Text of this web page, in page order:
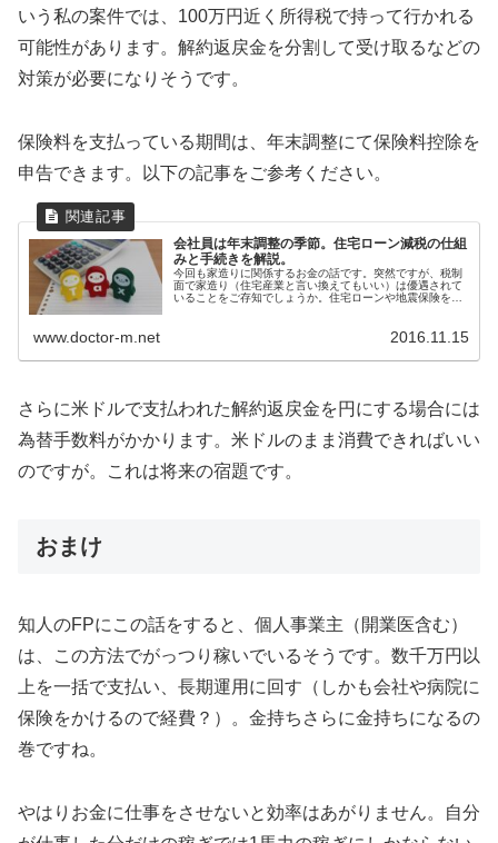
いう私の案件では、100万円近く所得税で持って行かれる
可能性があります。解約返戻金を分割して受け取るなどの
対策が必要になりそうです。
保険料を支払っている期間は、年末調整にて保険料控除を
申告できます。以下の記事をご参考ください。
会社員は年末調整の季節。住宅ローン減税の仕組
みと手続きを解説。
今回も家造りに関係するお金の話です。突然ですが、税制
面で家造り（住宅産業と言い換えてもいい）は優遇されて
いることをご存知でしょうか。住宅ローンや地震保険を払
www.doctor-m.net 2016.11.15
さらに米ドルで支払われた解約返戻金を円にする場合には
為替手数料がかかります。米ドルのまま消費できればいい
のですが。これは将来の宿題です。
おまけ
知人のFPにこの話をすると、個人事業主（開業医含む）
は、この方法でがっつり稼いでいるそうです。数千万円以
上を一括で支払い、長期運用に回す（しかも会社や病院に
保険をかけるので経費？）。金持ちさらに金持ちになるの
巻ですね。
やはりお金に仕事をさせないと効率はあがりません。自分